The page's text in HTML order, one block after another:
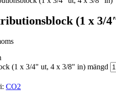
(1 x 3/
(1 x 3/4" ut, 4 x 3/8" in) mängd
CO2